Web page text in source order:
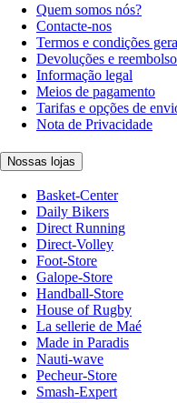
Quem somos nós?
Contacte-nos
Termos e condições
Devoluções e
Informação legal
Meios de pagamento
Tarifas e opções de
Nota de Privacidade
Nossas lojas
Basket-Center
Daily Bikers
Direct Running
Direct-Volley
Foot-Store
Galope-Store
Handball-Store
House of Rugby
La sellerie de Maé
Made in Paradis
Nauti-wave
Pecheur-Store
Smash-Expert